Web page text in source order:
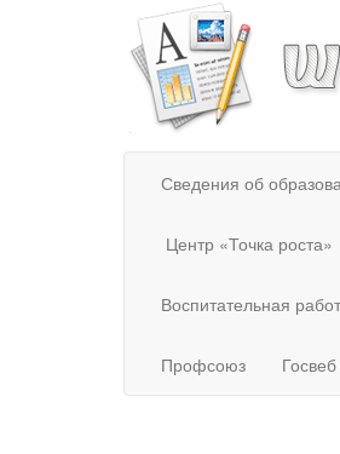
Сведения об
Центр «Точка роста»
Воспитательная
Профсоюз Госвеб